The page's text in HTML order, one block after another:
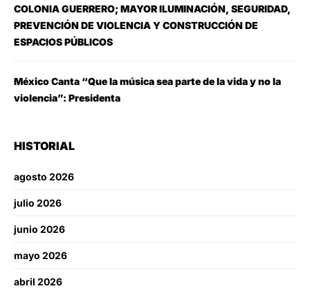
COLONIA GUERRERO; MAYOR ILUMINACIÓN, SEGURIDAD,
PREVENCIÓN DE VIOLENCIA Y CONSTRUCCIÓN DE
ESPACIOS PÚBLICOS
México Canta “Que la música sea parte de la vida y no la
violencia”: Presidenta
HISTORIAL
agosto 2026
julio 2026
junio 2026
mayo 2026
abril 2026